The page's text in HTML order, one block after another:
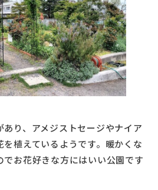
り、アメジストセージやナイア
植えているようです。暖かくな
でお花好きな方にはいい公園です